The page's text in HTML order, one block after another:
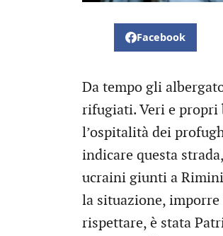
Facebook
Da tempo gli
rifugiati. Veri e propri
l’ospitalità dei
indicare questa
ucraini giunti a
la situazione, imporre
rispettare, è stata